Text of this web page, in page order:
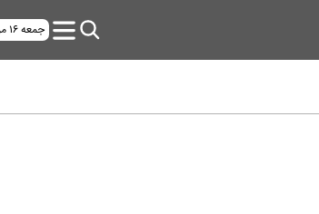
جمعه ۱۶ مرداد ۱۴۰۵